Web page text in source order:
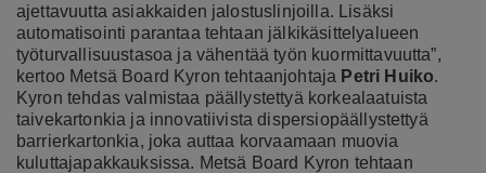
ajettavuutta asiakkaiden jalostuslinjoilla. Lisäksi
automatisointi parantaa tehtaan jälkikäsittelyalueen
työturvallisuustasoa ja vähentää työn kuormittavuutta”,
kertoo Metsä Board Kyron tehtaanjohtaja Petri Huiko.
Kyron tehdas valmistaa päällystettyä korkealaatuista
taivekartonkia ja innovatiivista dispersiopäällystettyä
barrierkartonkia, joka auttaa korvaamaan muovia
kuluttajapakkauksissa. Metsä Board Kyron tehtaan